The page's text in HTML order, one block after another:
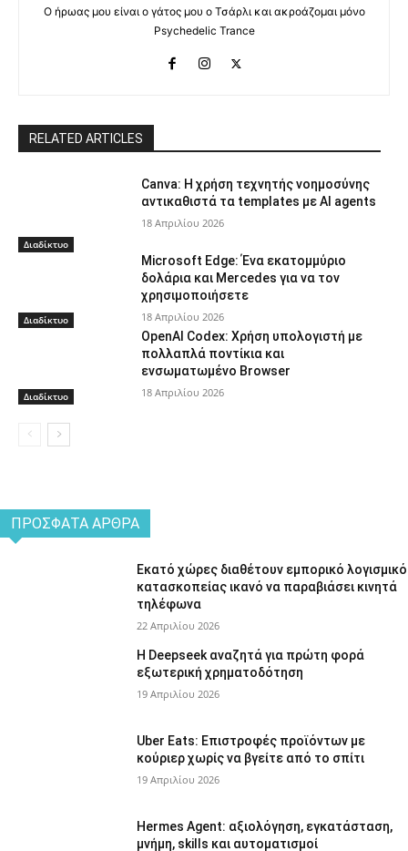
Ο ήρωας μου είναι ο γάτος μου ο Τσάρλι και ακροάζομαι μόνο
Psychedelic Trance
RELATED ARTICLES
Διαδίκτυο
Canva: Η χρήση τεχνητής νοημοσύνης
αντικαθιστά τα templates με AI agents
18 Απριλίου 2026
Διαδίκτυο
Microsoft Edge: Ένα εκατομμύριο
δολάρια και Mercedes για να τον
χρησιμοποιήσετε
18 Απριλίου 2026
Διαδίκτυο
OpenAI Codex: Χρήση υπολογιστή με
πολλαπλά ποντίκια και
ενσωματωμένο Browser
18 Απριλίου 2026
ΠΡΌΣΦΑΤΑ ΆΡΘΡΑ
Εκατό χώρες διαθέτουν εμπορικό λογισμικό
κατασκοπείας ικανό να παραβιάσει κινητά
τηλέφωνα
22 Απριλίου 2026
Η Deepseek αναζητά για πρώτη φορά
εξωτερική χρηματοδότηση
19 Απριλίου 2026
Uber Eats: Επιστροφές προϊόντων με
κούριερ χωρίς να βγείτε από το σπίτι
19 Απριλίου 2026
Hermes Agent: αξιολόγηση, εγκατάσταση,
μνήμη, skills και αυτοματισμοί